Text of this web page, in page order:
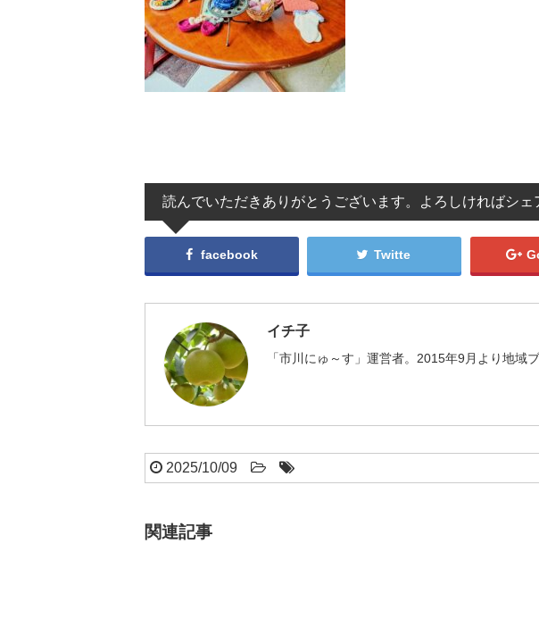
読んでいただきありがとうございます。よろしければシェ
facebook Twitte
イチ子
「市川にゅ～す」運営者。2015年9月より地域
2025/10/09
関連記事